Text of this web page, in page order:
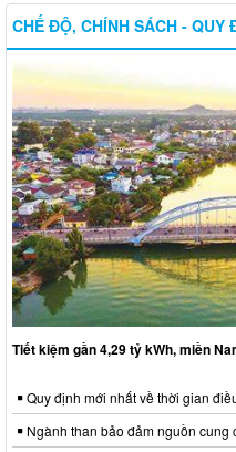
CHẾ ĐỘ, CHÍNH SÁCH - QUY
Tiết kiệm gần 4,29 tỷ kWh, miền
Quy định mới nhất về thời gian
Ngành than bảo đảm nguồn